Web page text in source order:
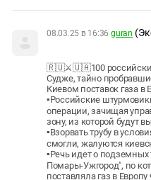
08.03.25 в 16:36 guran
🇷🇺⚔🇺🇦100 российских
Судже, тайно
Киевом поставок газа в
▪️Российские
операции, зачищая
зону, из которой будут
▪️Взорвать трубу в
смогли, жалуются
▪️Речь идет о подземных
Помары-Ужгород", по
поставляла газ в